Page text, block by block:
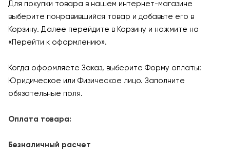
Для покупки товара в нашем интернет-магазине
выберите понравившийся товар и добавьте его в
Корзину. Далее перейдите в Корзину и нажмите на
«Перейти к оформлению».
Когда оформляете Заказ, выберите Форму оплаты:
Юридическое или Физическое лицо. Заполните
обязательные поля.
Оплата товара:
Безналичный расчет